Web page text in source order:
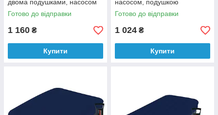
двома подушками, насосом
Готово до відправки
1 160 ₴
Купити
насосом, подушкою
Готово до відправки
1 024 ₴
Купити